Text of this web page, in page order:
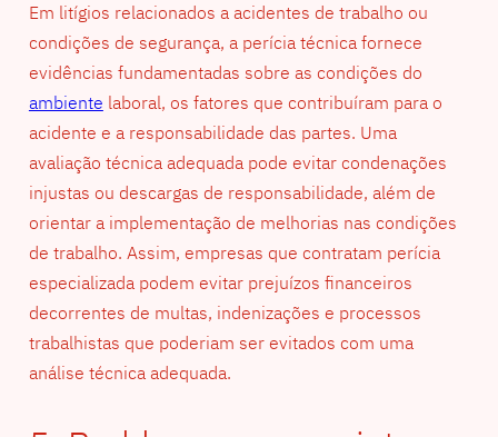
Em litígios relacionados a acidentes de trabalho ou
condições de segurança, a perícia técnica fornece
evidências fundamentadas sobre as condições do
ambiente laboral, os fatores que contribuíram para o
acidente e a responsabilidade das partes. Uma
avaliação técnica adequada pode evitar condenações
injustas ou descargas de responsabilidade, além de
orientar a implementação de melhorias nas condições
de trabalho. Assim, empresas que contratam perícia
especializada podem evitar prejuízos financeiros
decorrentes de multas, indenizações e processos
trabalhistas que poderiam ser evitados com uma
análise técnica adequada.